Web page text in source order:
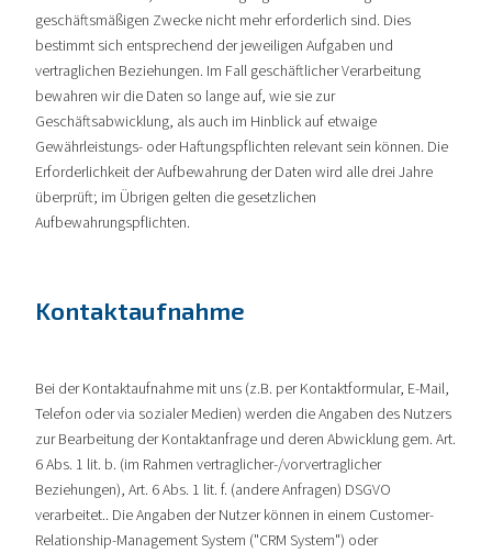
geschäftsmäßigen Zwecke nicht mehr erforderlich sind. Dies
bestimmt sich entsprechend der jeweiligen Aufgaben und
vertraglichen Beziehungen. Im Fall geschäftlicher Verarbeitung
bewahren wir die Daten so lange auf, wie sie zur
Geschäftsabwicklung, als auch im Hinblick auf etwaige
Gewährleistungs- oder Haftungspflichten relevant sein können. Die
Erforderlichkeit der Aufbewahrung der Daten wird alle drei Jahre
überprüft; im Übrigen gelten die gesetzlichen
Aufbewahrungspflichten.
Kontaktaufnahme
Bei der Kontaktaufnahme mit uns (z.B. per Kontaktformular, E-Mail,
Telefon oder via sozialer Medien) werden die Angaben des Nutzers
zur Bearbeitung der Kontaktanfrage und deren Abwicklung gem. Art.
6 Abs. 1 lit. b. (im Rahmen vertraglicher-/vorvertraglicher
Beziehungen), Art. 6 Abs. 1 lit. f. (andere Anfragen) DSGVO
verarbeitet.. Die Angaben der Nutzer können in einem Customer-
Relationship-Management System ("CRM System") oder